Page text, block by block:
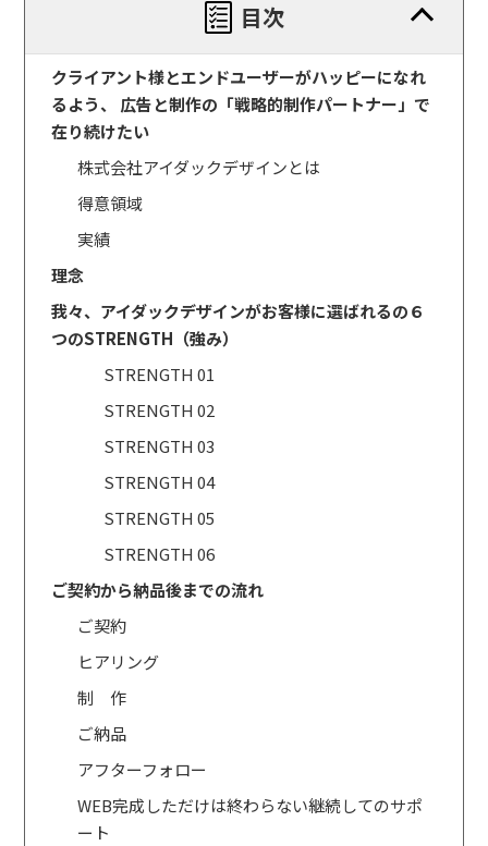
目次
クライアント様とエンドユーザーがハッピーになれ
るよう、 広告と制作の「戦略的制作パートナー」で
在り続けたい
株式会社アイダックデザインとは
得意領域
実績
理念
我々、アイダックデザインがお客様に選ばれるの６
つのSTRENGTH（強み）
STRENGTH 01
STRENGTH 02
STRENGTH 03
STRENGTH 04
STRENGTH 05
STRENGTH 06
ご契約から納品後までの流れ
ご契約
ヒアリング
制 作
ご納品
アフターフォロー
WEB完成しただけは終わらない継続してのサポ
ート